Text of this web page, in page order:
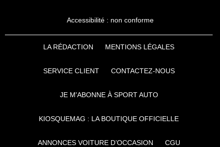
Accessibilité : non conforme
LA RÉDACTION MENTIONS LÉGALES
SERVICE CLIENT CONTACTEZ-NOUS
JE M'ABONNE À SPORT AUTO
KIOSQUEMAG : LA BOUTIQUE OFFICIELLE
ANNONCES VOITURE D’OCCASION CGU